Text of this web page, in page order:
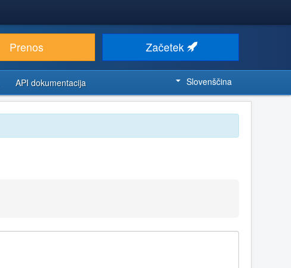
Prenos Začetek
API dokumentacija Slovenščina